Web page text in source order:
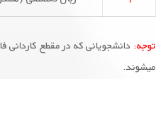
توجه: دانشجویانی که در مقطع
میشوند.